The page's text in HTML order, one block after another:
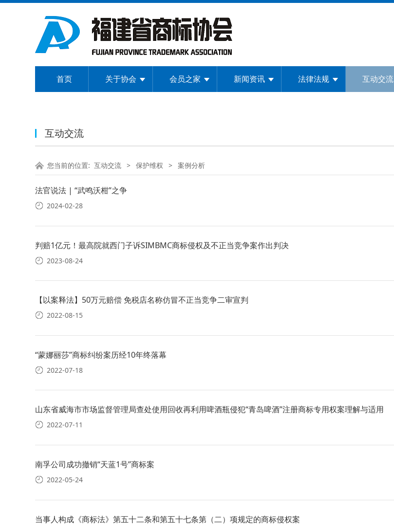
首页 关于协会 会员之家 新闻资讯 法律法规 互动交流
互动交流
您当前的位置: 互动交流 > 保护维权 > 案例分析
法官说法 | “武鸣沃柑”之争
2024-02-28
判赔1亿元！最高院就西门子诉SIMBMC商标侵权及不正当竞争案作出判决
2023-08-24
【以案释法】50万元赔偿 免税店名称仿冒不正当竞争二审宣判
2022-08-15
“蒙娜丽莎”商标纠纷案历经10年终落幕
2022-07-18
山东省威海市市场监督管理局查处使用回收再利用啤酒瓶侵犯“青岛啤酒”注册商标专用权案理解与适用
2022-07-11
南孚公司成功撤销“天蓝1号”商标案
2022-05-24
当事人构成《商标法》第五十二条和第五十七条第（二）项规定的商标侵权案